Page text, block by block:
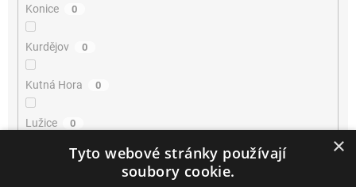
Konice 0
Kurdějov 0
Kutná Hora 0
Lužice 0
0
×
Tyto webové stránky používají
soubory cookie.